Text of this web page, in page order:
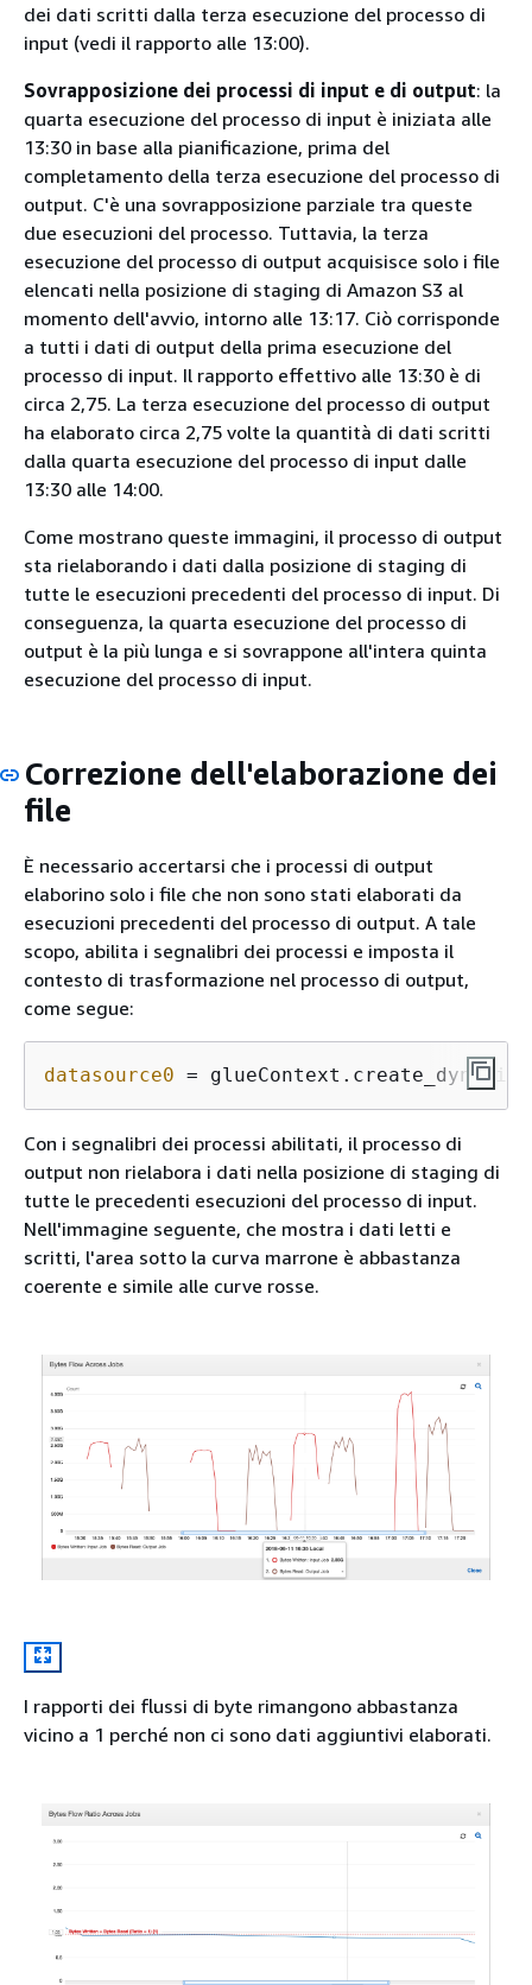
dei dati scritti dalla terza esecuzione del processo di
input (vedi il rapporto alle 13:00).
Sovrapposizione dei processi di input e di output: la
quarta esecuzione del processo di input è iniziata alle
13:30 in base alla pianificazione, prima del
completamento della terza esecuzione del processo di
output. C'è una sovrapposizione parziale tra queste
due esecuzioni del processo. Tuttavia, la terza
esecuzione del processo di output acquisisce solo i file
elencati nella posizione di staging di Amazon S3 al
momento dell'avvio, intorno alle 13:17. Ciò corrisponde
a tutti i dati di output della prima esecuzione del
processo di input. Il rapporto effettivo alle 13:30 è di
circa 2,75. La terza esecuzione del processo di output
ha elaborato circa 2,75 volte la quantità di dati scritti
dalla quarta esecuzione del processo di input dalle
13:30 alle 14:00.
Come mostrano queste immagini, il processo di output
sta rielaborando i dati dalla posizione di staging di
tutte le esecuzioni precedenti del processo di input. Di
conseguenza, la quarta esecuzione del processo di
output è la più lunga e si sovrappone all'intera quinta
esecuzione del processo di input.
Correzione dell'elaborazione dei
file
È necessario accertarsi che i processi di output
elaborino solo i file che non sono stati elaborati da
esecuzioni precedenti del processo di output. A tale
scopo, abilita i segnalibri dei processi e imposta il
contesto di trasformazione nel processo di output,
come segue:
datasource0 =
Con i segnalibri dei processi abilitati, il processo di
output non rielabora i dati nella posizione di staging di
tutte le precedenti esecuzioni del processo di input.
Nell'immagine seguente, che mostra i dati letti e
scritti, l'area sotto la curva marrone è abbastanza
coerente e simile alle curve rosse.
I rapporti dei flussi di byte rimangono abbastanza
vicino a 1 perché non ci sono dati aggiuntivi elaborati.